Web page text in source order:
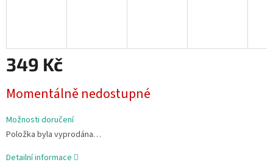
349 Kč
cena:
Momentálně nedostupné
Možnosti doručení
Položka byla vyprodána…
Detailní informace